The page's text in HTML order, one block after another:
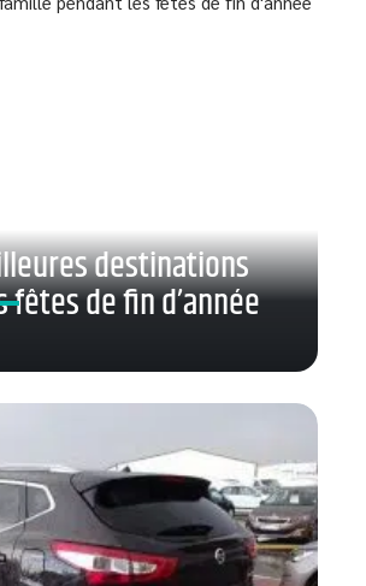
destinations
fêtes de fin d’année